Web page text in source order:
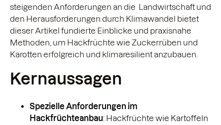
steigenden Anforderungen an die Landwirtschaft und
den Herausforderungen durch Klimawandel bietet
dieser Artikel fundierte Einblicke und praxisnahe
Methoden, um Hackfrüchte wie Zuckerrüben und
Karotten erfolgreich und klimaresilient anzubauen.
Kernaussagen
Spezielle Anforderungen im
Hackfrüchteanbau: Hackfrüchte wie Kartoffeln